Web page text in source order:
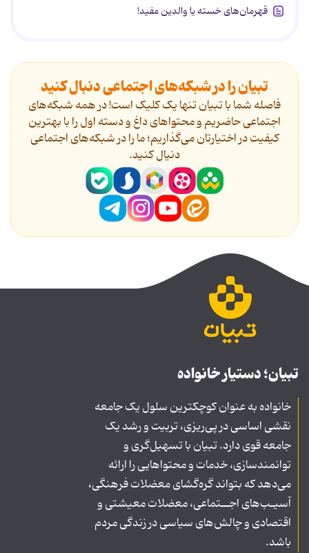
قهرمان‌های خسته یا والدین مفید!
تبیان را در شبکه‌های اجتماعی دنبال کنید
فاصله شما با تبیان تنها یک کلیک است! در همه شبکه‌های
اجتماعی حاضریم و محتواهای داغ و دسته اول را با بهترین
کیفیت در اختیارتان می‌گذاریم؛ ما را در شبکه‌های اجتماعی
دنیال کنید.
تبیان؛ دستیار خانواده
خانواده به عنوان کوچکترین سلول یک جامعه
نقشی اساسی در پی‌ریزی، تربیت و رشد یک
جامعه قوی دارد. تبیان با تسهیل‌گری و
توانمندسازی، خدمات و محتواهایی را ارائه
می‌دهد که بتواند گره‌گشای معضلات فرهنگی،
آسیـب‌های اجــتماعی، معضلات معیشتی و
اقتصادی و چالش‌های سیاسی در زندگی مردم
باشد.